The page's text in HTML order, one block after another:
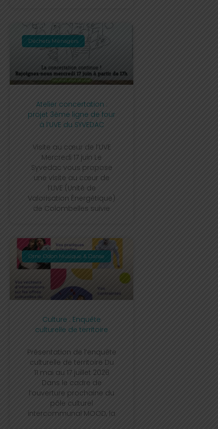
Déchets Ménagers
Atelier concertation :
projet 3ème ligne de four
à l’UVE du SYVEDAC
Visite au cœur de l’UVE
Mercredi 17 juin Le
Syvedac vous propose
une visite au cœur de
l’UVE (Unité de
Valorisation Énergétique)
de Colombelles suivie
Orne Odon Musique & Danse
Culture : Enquête
culturelle de territoire
Présentation de l’enquête
culturelle de territoire Du
11 mai au 17 juillet 2026
Dans le cadre de
l’ouverture prochaine du
pôle culturel
intercommunal MOOD, la